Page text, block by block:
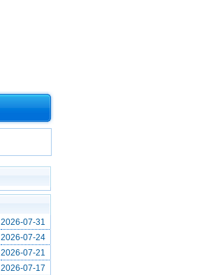
2026-07-31
2026-07-24
2026-07-21
2026-07-17